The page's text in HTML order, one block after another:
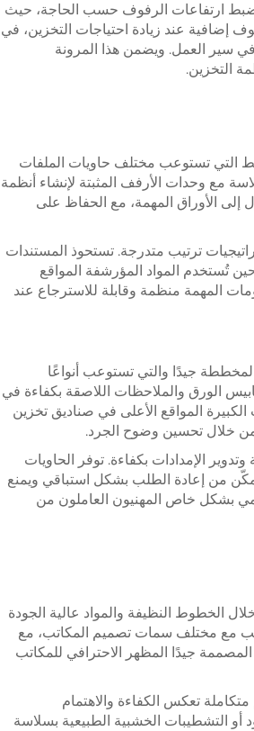
ارتفاعات الرفوف حسب الحاجة، حيث
إضافية عند زيادة احتياجات التخزين، في
في سير العمل. ويضمن هذا المرونة
التخزين.
التي تستوعب مختلف حاويات الملفات
مع وحدات الأرفف المثبتة لإنشاء أنظمة
الأوراق المهمة، مع الحفاظ على
ترتيب متدرجة. تستحوذ المستندات
تُستخدم المواد المؤرشفة المواقع
المهمة منظمة وقابلة للاسترجاع عند
جيدًا والتي تستوعب أنواعًا
الورق والملاحظات اللاصقة بكفاءة في
المواقع الأعلى في صناديق تخزين
من خلال تحسين وضوح الجرد.
الإمدادات بكفاءة. توفر الحاويات
يمكّن من إعادة الطلب بشكل استباقي ويمنع
بشكل خاص المهنيون العاملون من
الخطوط النظيفة والمواد عالية الجودة
مع مختلف سمات تصميم المكاتب، مع
جيدًا المظهر الاحترافي للمكاتب
تعكس الكفاءة والاهتمام
أو التشطيبات الخشبية الطبيعية بسلاسة